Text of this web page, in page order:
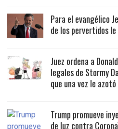
Para el evangélico
de los pervertidos
Juez ordena a
legales de Stormy
que una vez le
Trump promueve
de luz contra